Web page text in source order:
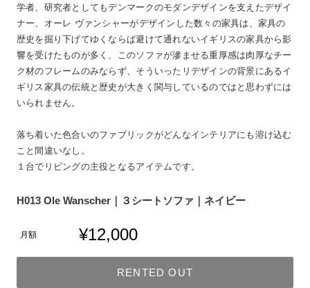
学者、研究者としてもデンマークのモダンデザインを支えたデザイ
ナー、オーレ ヴァンシャーがデザインした数々の家具は、家具の
歴史を掘り下げてゆくならば避けて通れないイギリスの家具から影
響を受けたものが多く、このソファが滲ませる重厚感は肉厚なチー
ク材のフレームのみならず、そういったリデザインの背景にあるイ
ギリス家具の伝統と歴史が大きく関与しているのではと思わずには
いられません。
落ち着いた色合いのファブリックがどんなインテリアにも溶け込む
こと間違いなし。
１台でリビングの主役となるアイテムです。
H013 Ole Wanscher｜３シートソファ｜ネイビー
月額 ¥12,000
RENTED OUT